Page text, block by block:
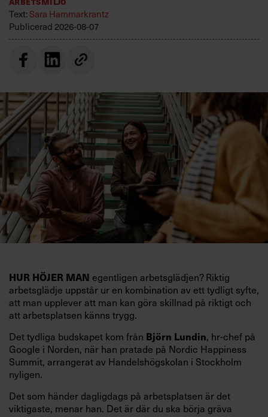
Text: Sara Hammarkrantz
Publicerad 2026-08-07
HUR HÖJER MAN egentligen arbetsglädjen? Riktig
arbetsglädje uppstår ur en kombination av ett tydligt syfte,
att man upplever att man kan göra skillnad på riktigt och
att arbetsplatsen känns trygg.
Det tydliga budskapet kom från Björn Lundin, hr-chef på
Google i Norden, när han pratade på Nordic Happiness
Summit, arrangerat av Handelshögskolan i Stockholm
nyligen.
Det som händer dagligdags på arbetsplatsen är det
viktigaste, menar han. Det är där du ska börja gräva